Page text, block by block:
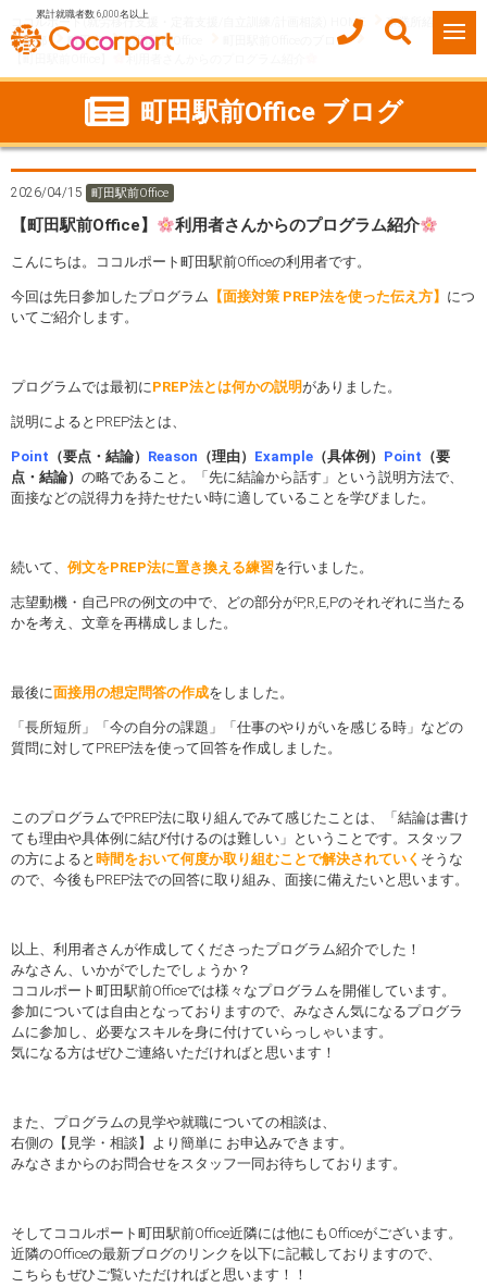
累計就職者数 6,000名以上
ココルポート(就労移行支援・定着支援/自立訓練/計画相談) HOME
事業所紹介
東京都
町田市 町田駅前Office
町田駅前Officeのブログ
【町田駅前Office】
利用者さんからのプログラム紹介
町田駅前Office ブログ
2026/04/15 町田駅前Office
【町田駅前Office】 利用者さんからのプログラム紹介
こんにちは。ココルポート町田駅前Officeの利用者です。
今回は先日参加したプログラム 【面接対策 PREP法を使った伝え方】 につ
いてご紹介します。
プログラムでは最初にPREP法とは何かの説明がありました。
説明によるとPREP法とは、
Point （要点・結論） Reason （理由） Example （具体例） Point （要
点・結論） の略であること。「先に結論から話す」という説明方法で、
面接などの説得力を持たせたい時に適していることを学びました。
続いて、 例文をPREP法に置き換える練習を行いました。
志望動機・自己PRの例文の中で、どの部分がP,R,E,Pのそれぞれに当たる
かを考え、文章を再構成しました。
最後に面接用の想定問答の作成をしました。
「長所短所」「今の自分の課題」「仕事のやりがいを感じる時」などの
質問に対してPREP法を使って回答を作成しました。
このプログラムでPREP法に取り組んでみて感じたことは、「結論は書け
ても理由や具体例に結び付けるのは難しい」ということです。スタッフ
の方によると 時間をおいて何度か取り組むことで解決されていく そうな
ので、今後もPREP法での回答に取り組み、面接に備えたいと思います。
以上、利用者さんが作成してくださったプログラム紹介でした！
みなさん、いかがでしたでしょうか？
ココルポート町田駅前Officeでは様々なプログラムを開催しています。
参加については自由となっておりますので、みなさん気になるプログラ
ムに参加し、必要なスキルを身に付けていらっしゃいます。
気になる方はぜひご連絡いただければと思います！
また、プログラムの見学や就職についての相談は、
右側の【見学・相談】より簡単に お申込みできます。
みなさまからのお問合せをスタッフ一同お待ちしております。
そしてココルポート町田駅前Office近隣には他にもOfficeがございます。
近隣のOfficeの最新ブログのリンクを以下に記載しておりますので、
こちらもぜひご覧いただければと思います！！